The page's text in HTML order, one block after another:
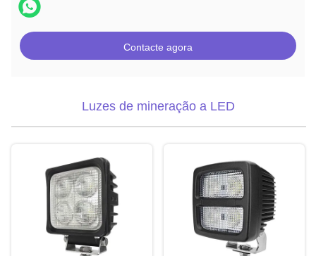
Contacte agora
Luzes de mineração a LED